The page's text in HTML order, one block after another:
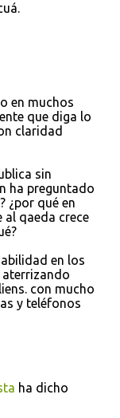
en muchos
que diga lo
claridad
sin
ha preguntado
¿por qué en
al qaeda crece
en los
con mucho
y teléfonos
ha dicho